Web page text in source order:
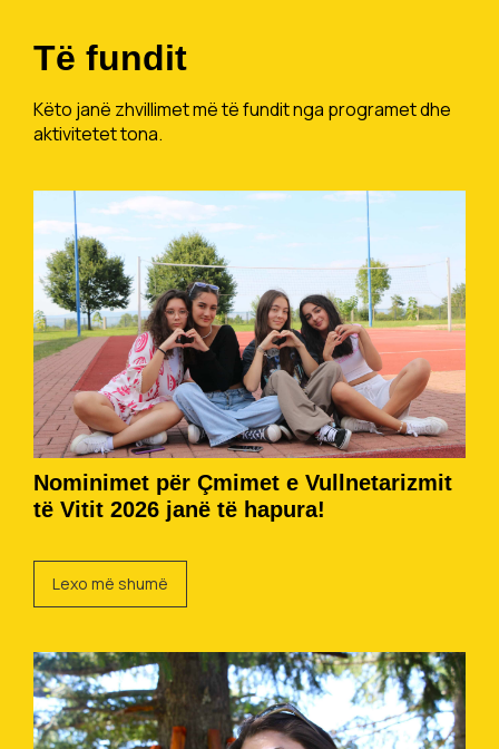
Të fundit
Këto janë zhvillimet më të fundit nga programet dhe
aktivitetet tona.
Nominimet për Çmimet e Vullnetarizmit
të Vitit 2026 janë të hapura!
Lexo më shumë